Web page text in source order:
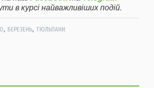
в курсі найважливіших подій.
, БЕРЕЗЕНЬ, ТЮЛЬПАНИ